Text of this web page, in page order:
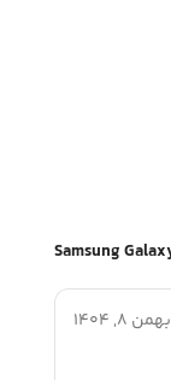
بهمن 8, 1404